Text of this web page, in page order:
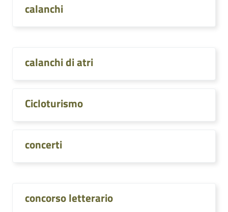
calanchi
calanchi di atri
Cicloturismo
concerti
concorso letterario